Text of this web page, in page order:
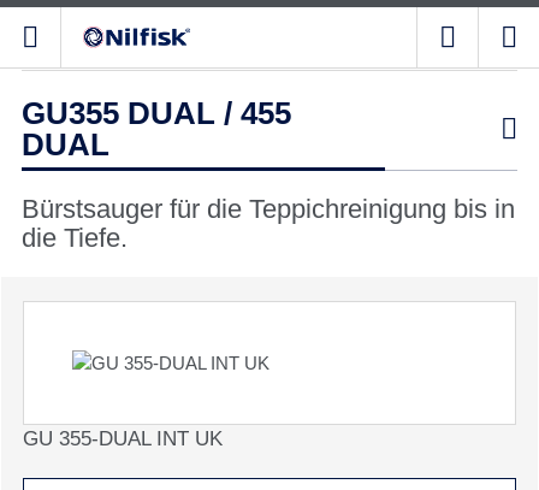
GU355 DUAL / 455
DUAL

Bürstsauger für die Teppichreinigung bis in
die Tiefe.
GU 355-DUAL INT UK